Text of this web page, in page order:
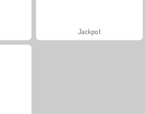
Jackpot